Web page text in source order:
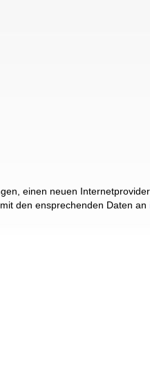
einen neuen
den ensprechenden Daten an